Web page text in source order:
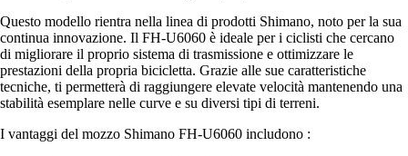
Questo modello rientra nella linea di prodotti Shimano, noto per la sua
continua innovazione. Il FH-U6060 è ideale per i ciclisti che cercano
di migliorare il proprio sistema di trasmissione e ottimizzare le
prestazioni della propria bicicletta. Grazie alle sue caratteristiche
tecniche, ti permetterà di raggiungere elevate velocità mantenendo una
stabilità esemplare nelle curve e su diversi tipi di terreni.
I vantaggi del mozzo Shimano FH-U6060 includono :